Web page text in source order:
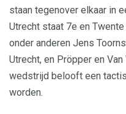
staan tegenover elkaar in
Utrecht staat 7e en
onder anderen Jens
Utrecht, en Pröpper en
wedstrijd belooft een
worden.